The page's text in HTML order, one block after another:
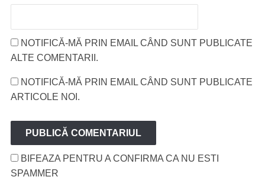
NOTIFICĂ-MĂ PRIN EMAIL CÂND SUNT PUBLICATE
ALTE COMENTARII.
NOTIFICĂ-MĂ PRIN EMAIL CÂND SUNT PUBLICATE
ARTICOLE NOI.
BIFEAZA PENTRU A CONFIRMA CA NU ESTI
SPAMMER